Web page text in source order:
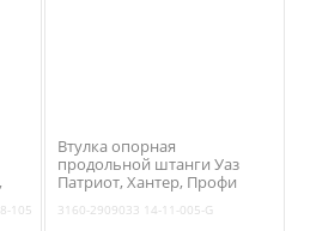
105
Втулка опорная
продольной штанги Уаз
Патриот, Хантер, Профи
14-11-005-G) 3160-2909033
3160-2909033 14-11-005-G